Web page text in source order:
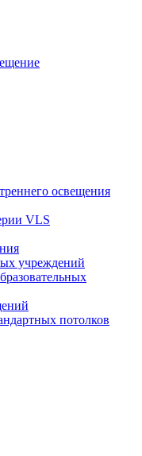
освещения
VLS
учреждений
потолков